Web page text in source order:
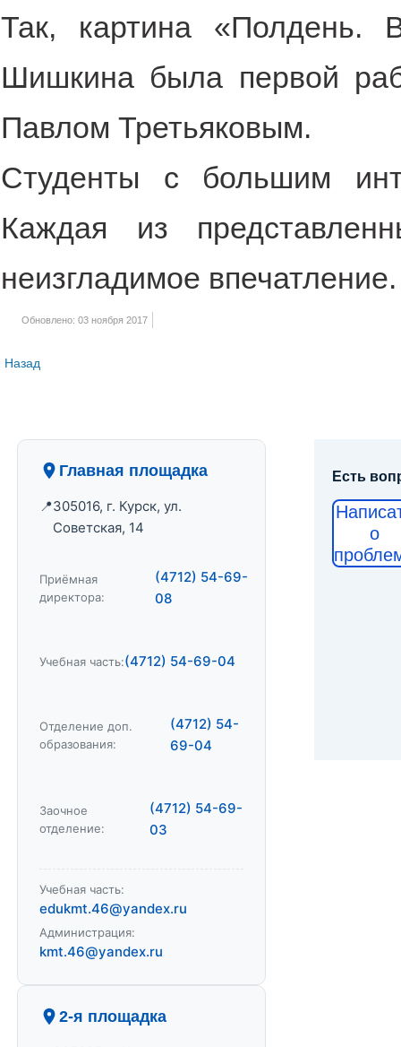
Так, картина «Полдень.
Шишкина была первой
Павлом Третьяковым.
Студенты с большим
Каждая из
неизгладимое впечатление.
Обновлено: 03 ноября 2017
Назад
Главная площадка
305016, г. Курск, ул.
Советская, 14
Приёмная
директора:
(4712) 54-69-
08
Учебная часть:(4712) 54-69-04
Отделение доп.
образования:
(4712) 54-
69-04
Заочное
отделение:
(4712) 54-69-
03
Учебная часть:
edukmt.46@yandex.ru
Администрация:
kmt.46@yandex.ru
2-я площадка
Есть
о